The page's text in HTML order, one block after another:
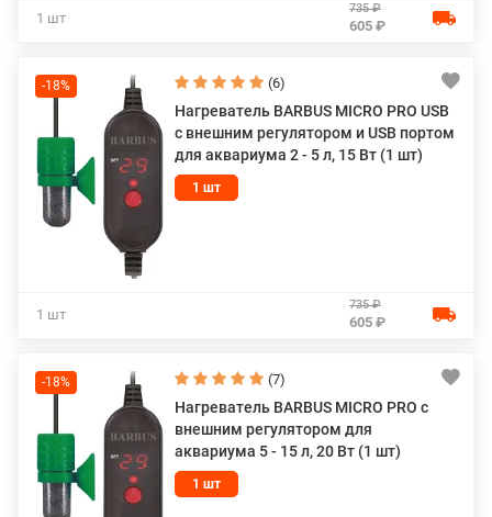
1 шт
735 ₽
605 ₽
-18% (6)
Нагреватель BARBUS MICRO PRO USB
с внешним регулятором и USB портом
для аквариума 2 - 5 л, 15 Вт (1 шт)
1 шт
1 шт
735 ₽
605 ₽
-18% (7)
Нагреватель BARBUS MICRO PRO с
внешним регулятором для
аквариума 5 - 15 л, 20 Вт (1 шт)
1 шт